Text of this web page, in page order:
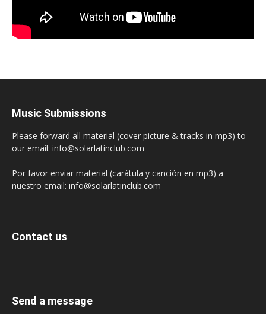
Music Submissions
Please forward all material (cover picture & tracks in mp3) to
our email: info@solarlatinclub.com
Por favor enviar material (carátula y canción en mp3) a
nuestro email: info@solarlatinclub.com
Contact us
Send a message